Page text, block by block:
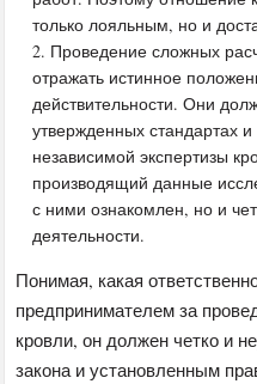
только лояльным, но и
Проведение сложных
отражать истинное
действительности. Они
утвержденных стандартах
независимой экспертизы
производящий данные
с ними ознакомлен, но и
деятельности.
Понимая, какая
предпринимателем за
кровли, он должен четко и
закона и установленным